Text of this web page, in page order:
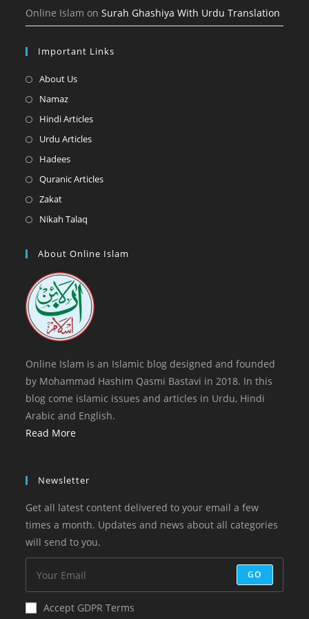
Online Islam onSurah Ghashiya With Urdu Translation
Important Links
About UsOpens
a
NamazOpens
in
Hindi ArticlesOpens
Urdu ArticlesOpens
a
HadeesOpens
in
Quranic ArticlesOpens
tab
ZakatOpens
in
new
Nikah Talaq
a
tab
About Online Islam
Online Islam is an Islamic blog designed and founded
by Mohammad Hashim Qasmi Bastavi in 2018. In this
blog come islamic issues and articles in Urdu, Hindi
Arabic and English.
Read More
Newsletter
Get all latest content delivered to your email a few
times a month. Updates and news about all categories
will send to you.
GO
Accept GDPR Terms